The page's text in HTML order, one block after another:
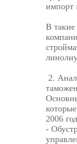
импорт
В такие
2.
2006
-